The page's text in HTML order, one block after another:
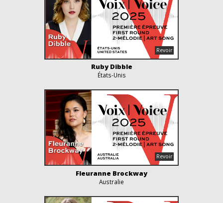
Ruby Dibble
États-Unis
Fleuranne Brockway
Australie